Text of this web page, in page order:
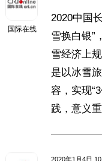
国际在线
2020中国
雪换白银”
雪经济上
是以冰雪
容，实现
践，意义重
2020年1月4日